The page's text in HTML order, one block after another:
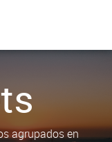
agrupados en